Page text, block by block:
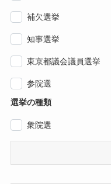
補欠選挙
知事選挙
東京都議会議員選挙
参院選
選挙の種類
衆院選